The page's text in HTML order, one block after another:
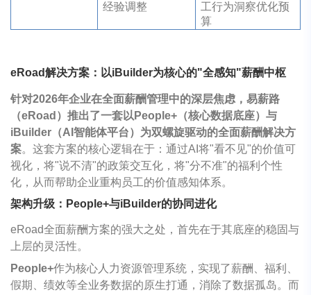
经验调整
工行为洞察优化预
算
eRoad解决方案：以iBuilder为核心的"全感知"薪酬中枢
针对2026年企业在全面薪酬管理中的深层焦虑，易薪路
（eRoad）推出了一套以People+（核心数据底座）与
iBuilder（AI智能体平台）为双螺旋驱动的全面薪酬解决方
案。这套方案的核心逻辑在于：通过AI将"看不见"的价值可
视化，将"说不清"的政策交互化，将"分不准"的福利个性
化，从而帮助企业重构员工的价值感知体系。
架构升级：People+与iBuilder的协同进化
eRoad全面薪酬方案的强大之处，首先在于其底座的稳固与
上层的灵活性。
People+作为核心人力资源管理系统，实现了薪酬、福利、
假期、绩效等全业务数据的原生打通，消除了数据孤岛。而